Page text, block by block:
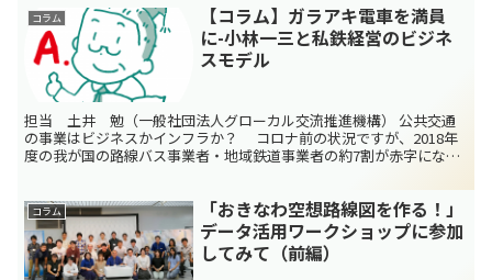
コラム
【コラム】ガラアキ電車を満員
に-小林一三と私鉄経営のビジネ
スモデル
担当 土井 勉（一般社団法人グローカル交流推進機構） 公共交通
の事業はビジネスかインフラか？ コロナ前の状況ですが、2018年
度の我が国の路線バス事業者・地域鉄道事業者の約7割が赤字になっ
コラム
「おきなわ空想路線図を作る！」
データ活用ワークショップに参加
してみて（前編）